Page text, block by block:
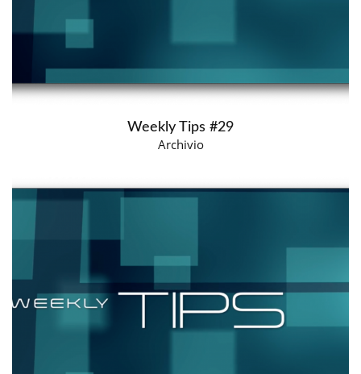
Weekly Tips #29
Archivio